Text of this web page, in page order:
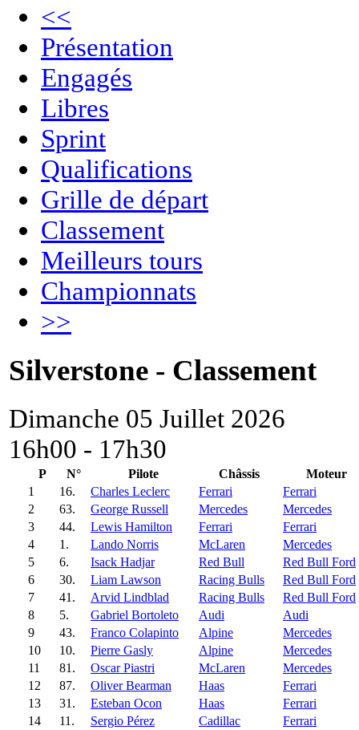
<<
Présentation
Engagés
Libres
Sprint
Qualifications
Grille de départ
Classement
Meilleurs tours
Championnats
>>
Silverstone - Classement
Dimanche 05 Juillet 2026
16h00 - 17h30
P N° Pilote Châssis
Moteur
1
16. Charles Leclerc Ferrari
Ferrari
2
63. George Russell Mercedes
Mercedes
3
44. Lewis Hamilton Ferrari
Ferrari
4
1. Lando Norris McLaren
Mercedes
5
6. Isack Hadjar Red Bull
Red Bull Ford
6
30. Liam Lawson Racing Bulls
Red Bull Ford
7
41. Arvid Lindblad Racing Bulls
Red Bull Ford
8
5. Gabriel Bortoleto Audi
Audi
9
43. Franco Colapinto Alpine
Mercedes
10
10. Pierre Gasly Alpine
Mercedes
11
81. Oscar Piastri McLaren
Mercedes
12
87. Oliver Bearman Haas
Ferrari
13
31. Esteban Ocon Haas
Ferrari
14
11. Sergio Pérez Cadillac
Ferrari